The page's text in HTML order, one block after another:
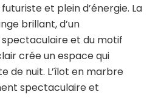
et plein d’énergie. La
brillant, d’un
et du motif
crée un espace qui
de nuit. L’îlot en marbre
spectaculaire et